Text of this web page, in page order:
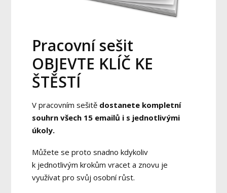
Pracovní sešit
OBJEVTE KLÍČ KE
ŠTĚSTÍ
V pracovním sešitě dostanete kompletní
souhrn všech 15 emailů i s jednotlivými
úkoly.
Můžete se proto snadno kdykoliv
k jednotlivým krokům vracet a znovu je
využívat pro svůj osobní růst.